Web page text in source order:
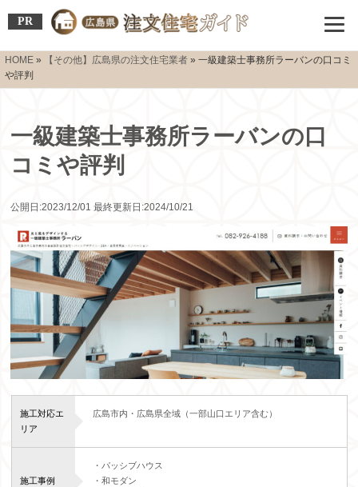
PR
HOME » 【その他】広島県の注文住宅業者 » 一級建築士事務所ラーバンの口コミ
や評判
一級建築士事務所ラーバンの口
コミや評判
公開日:2023/12/01 最終更新日:2024/10/21
施工対応エ
リア
広島市内・広島県全域（一部山口エリア含む）
施工事例
・パッシブハウス
・和モダン